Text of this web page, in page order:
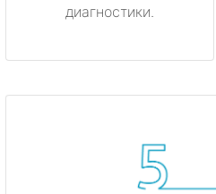
диагностики.